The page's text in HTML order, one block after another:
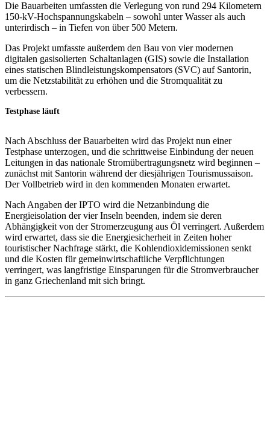
Die Bauarbeiten umfassten die Verlegung von rund 294 Kilometern
150-kV-Hochspannungskabeln – sowohl unter Wasser als auch
unterirdisch – in Tiefen von über 500 Metern.
Das Projekt umfasste außerdem den Bau von vier modernen
digitalen gasisolierten Schaltanlagen (GIS) sowie die Installation
eines statischen Blindleistungskompensators (SVC) auf Santorin,
um die Netzstabilität zu erhöhen und die Stromqualität zu
verbessern.
Testphase läuft
Nach Abschluss der Bauarbeiten wird das Projekt nun einer
Testphase unterzogen, und die schrittweise Einbindung der neuen
Leitungen in das nationale Stromübertragungsnetz wird beginnen –
zunächst mit Santorin während der diesjährigen Tourismussaison.
Der Vollbetrieb wird in den kommenden Monaten erwartet.
Nach Angaben der IPTO wird die Netzanbindung die
Energieisolation der vier Inseln beenden, indem sie deren
Abhängigkeit von der Stromerzeugung aus Öl verringert. Außerdem
wird erwartet, dass sie die Energiesicherheit in Zeiten hoher
touristischer Nachfrage stärkt, die Kohlendioxidemissionen senkt
und die Kosten für gemeinwirtschaftliche Verpflichtungen
verringert, was langfristige Einsparungen für die Stromverbraucher
in ganz Griechenland mit sich bringt.